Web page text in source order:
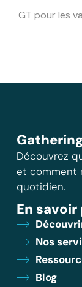
GT pour les
Découvrez
et comment
quotidien.
En savoir
Nos
Blog